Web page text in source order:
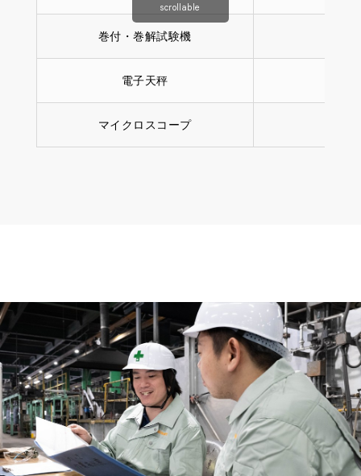
巻付・巻解試験機
電子天秤
マイクロスコープ
scrollable